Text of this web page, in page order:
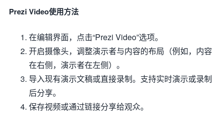
Prezi Video使用方法
在编辑界面，点击“Prezi Video”选项。
开启摄像头，调整演示者与内容的布局（例如，内容
在右侧，演示者在左侧）。
导入现有演示文稿或直接录制。支持实时演示或录制
后分享。
保存视频或通过链接分享给观众。